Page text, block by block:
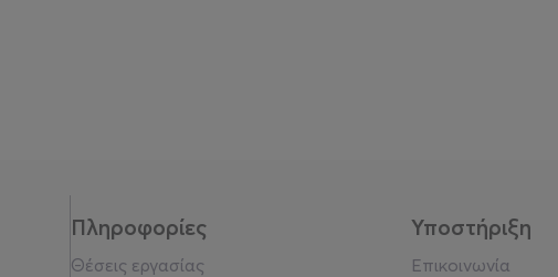
Πληροφορίες
Θέσεις εργασίας
Υποστήριξη
Επικοινωνία